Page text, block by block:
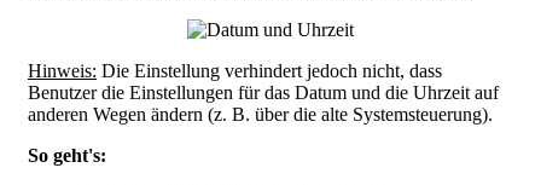
Hinweis: Die Einstellung verhindert jedoch nicht, dass
Benutzer die Einstellungen für das Datum und die Uhrzeit auf
anderen Wegen ändern (z. B. über die alte Systemsteuerung).
So geht's: